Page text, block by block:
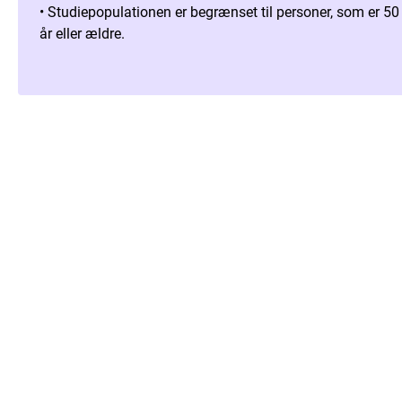
• Studiepopulationen er begrænset til personer, som er 50
år eller ældre.